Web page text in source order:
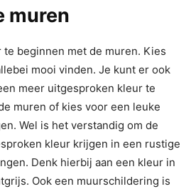
muren
beginnen met de muren. Kies
mooi vinden. Je kunt er ook
meer uitgesproken kleur te
muren of kies voor een leuke
Wel is het verstandig om de
kleur krijgen in een rustige
Denk hierbij aan een kleur in
Ook een muurschildering is